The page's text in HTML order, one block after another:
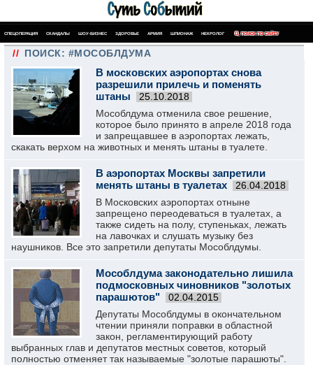
СПЕЦОПЕРАЦИЯ СКАНДАЛЫ ШОУ-БИЗНЕС ЗДОРОВЬЕ АРМИЯ ШПИОНАЖ НЕКРОЛОГ ПОИСК ПО САЙТУ
// ПОИСК: #МОСОБЛДУМА
В московских аэропортах снова
разрешили прилечь и поменять
штаны
25.10.2018
Мособлдума отменила свое решение,
которое было принято в апреле 2018 года
и запрещавшее в аэропортах лежать,
скакать верхом на животных и менять штаны в туалете.
В аэропортах Москвы запретили
менять штаны в туалетах
26.04.2018
В Московских аэропортах отныне
запрещено переодеваться в туалетах, а
также сидеть на полу, ступеньках, лежать
на лавочках и слушать музыку без
наушников. Все это запретили депутаты Мособлдумы.
Мособлдума законодательно лишила
подмосковных чиновников "золотых
парашютов"
02.04.2015
Депутаты Мособлдумы в окончательном
чтении приняли поправки в областной
закон, регламентирующий работу
выбранных глав и депутатов местных советов, который
полностью отменяет так называемые "золотые парашюты".